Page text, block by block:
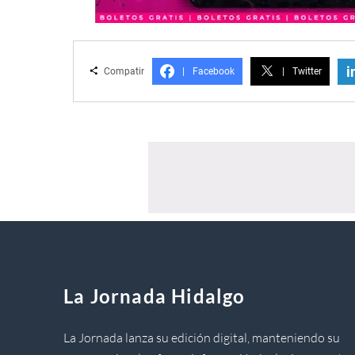
Compatir Facebook Twitter
La Jornada Hidalgo
La Jornada lanza su edición digital, manteniendo su